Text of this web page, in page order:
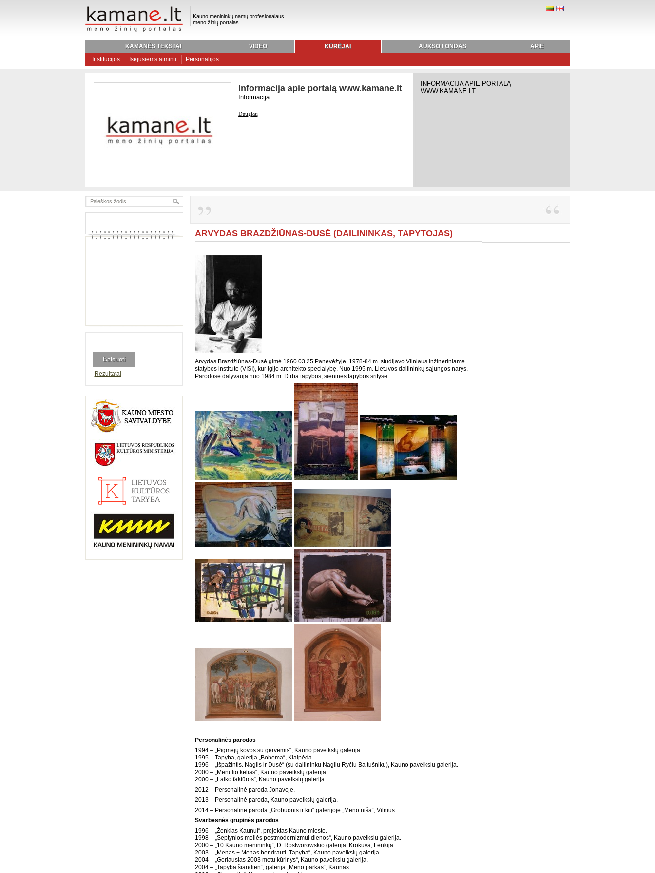
Kauno menininkų namų profesionalaus
meno žinių portalas
KAMANĖS TEKSTAI VIDEO KŪRĖJAI AUKSO FONDAS
APIE
Institucijos
Išėjusiems atminti Personalijos
Informacija apie portalą www.kamane.lt
Informacija
Daugiau
INFORMACIJA APIE PORTALĄ
WWW.KAMANE.LT
Rezultatai
ARVYDAS BRAZDŽIŪNAS-DUSĖ (DAILININKAS, TAPYTOJAS)
Arvydas Brazdžiūnas-Dusė gimė 1960 03 25 Panevėžyje. 1978-84 m. studijavo Vilniaus inžineriniame
statybos institute (VISI), kur įgijo architekto specialybę. Nuo 1995 m. Lietuvos dailininkų sąjungos narys.
Parodose dalyvauja nuo 1984 m. Dirba tapybos, sieninės tapybos srityse.
Personalinės parodos
1994 – „Pigmėjų kovos su gervėmis“, Kauno paveikslų galerija.
1995 – Tapyba, galerija „Bohema“, Klaipėda.
1996 – „Išpažintis. Naglis ir Dusė“ (su dailininku Nagliu Ryčiu Baltušniku), Kauno paveikslų galerija.
2000 – „Menulio kelias“, Kauno paveikslų galerija.
2000 – „Laiko faktūros“, Kauno paveikslų galerija.
2012 – Personalinė paroda Jonavoje.
2013 – Personalinė paroda, Kauno paveikslų galerija.
2014 – Personalinė paroda „Grobuonis ir kiti“ galerijoje „Meno niša“, Vilnius.
Svarbesnės grupinės parodos
1996 – „Ženklas Kaunui“, projektas Kauno mieste.
1998 – „Septynios meilės postmodernizmui dienos“, Kauno paveikslų galerija.
2000 – „10 Kauno menininkų“, D. Rostworowskio galerija, Krokuva, Lenkija.
2003 – „Menas + Menas bendrauti. Tapyba“, Kauno paveikslų galerija.
2004 – „Geriausias 2003 metų kūrinys“, Kauno paveikslų galerija.
2004 – „Tapyba šiandien“, galerija „Meno parkas“, Kaunas.